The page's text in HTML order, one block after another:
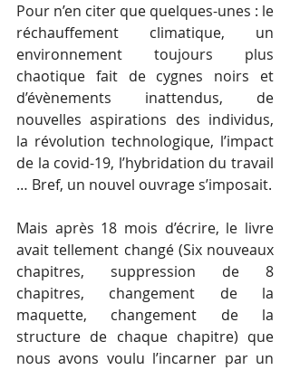
Pour n’en citer que quelques-unes : le
réchauffement climatique, un
environnement toujours plus
chaotique fait de cygnes noirs et
d’évènements inattendus, de
nouvelles aspirations des individus,
la révolution technologique, l’impact
de la covid-19, l’hybridation du travail
Mais après 18 mois d’écrire, le livre
avait tellement changé (Six nouveaux
chapitres, suppression de 8
chapitres, changement de la
maquette, changement de la
structure de chaque chapitre) que
nous avons voulu l’incarner par un